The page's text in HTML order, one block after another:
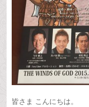
皆さま こんにちは。